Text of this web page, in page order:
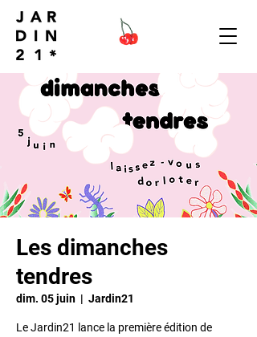
Les dimanches
tendres
dim. 05 juin
  |
Jardin21
Le Jardin21 lance la première édition de